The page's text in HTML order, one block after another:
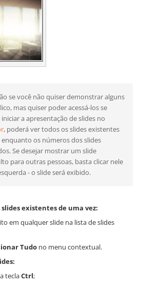
se você não quiser demonstrar alguns
mas quiser poder acessá-los se
iniciar a apresentação de slides no
, poderá ver todos os slides existentes
enquanto os números dos slides
Se desejar mostrar um slide
para outras pessoas, basta clicar nele
- o slide será exibido.
existentes de uma vez:
em qualquer slide na lista de slides
Tudo no menu contextual.
teclaCtrl;